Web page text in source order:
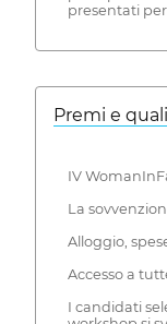
presentati
Premi e
IV
La
Alloggio,
Accesso a
I candidati